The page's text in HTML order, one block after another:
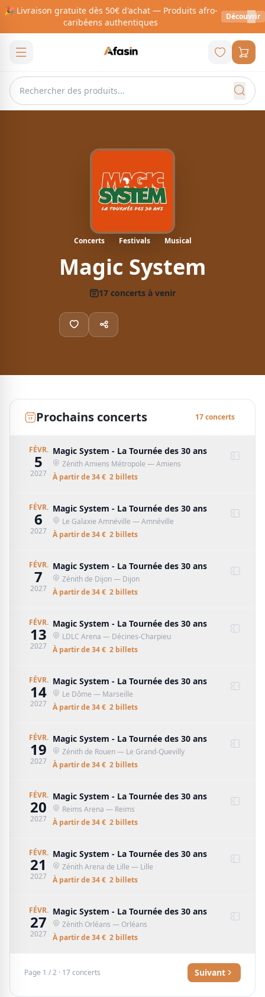
🎉 Livraison gratuite dès 50€ d'achat — Produits afro-
caribéens authentiques
Découvrir
Concerts Festivals Musical
Magic System
17 concerts à venir
Prochains concerts 17concerts
FÉVR.
5
2027
Magic System - La Tournée des 30 ans
Zénith Amiens Métropole — Amiens
À partir de34€ 2 billets
FÉVR.
6
2027
Magic System - La Tournée des 30 ans
Le Galaxie Amnéville — Amnéville
À partir de34€ 2 billets
FÉVR.
7
2027
Magic System - La Tournée des 30 ans
Zénith de Dijon— Dijon
À partir de34€ 2 billets
FÉVR.
13
2027
Magic System - La Tournée des 30 ans
LDLC Arena — Décines-Charpieu
À partir de34€ 2 billets
FÉVR.
14
2027
Magic System - La Tournée des 30 ans
Le Dôme — Marseille
À partir de34€ 2 billets
FÉVR.
19
2027
Magic System - La Tournée des 30 ans
Zénith de Rouen— Le Grand-Quevilly
À partir de34€ 2 billets
FÉVR.
20
2027
Magic System - La Tournée des 30 ans
Reims Arena — Reims
À partir de34€ 2 billets
FÉVR.
21
2027
Magic System - La Tournée des 30 ans
Zénith Arena de Lille — Lille
À partir de34€ 2 billets
FÉVR.
27
2027
Magic System - La Tournée des 30 ans
Zénith Orléans — Orléans
À partir de34€ 2 billets
Page 1 /2 · 17concerts Suivant